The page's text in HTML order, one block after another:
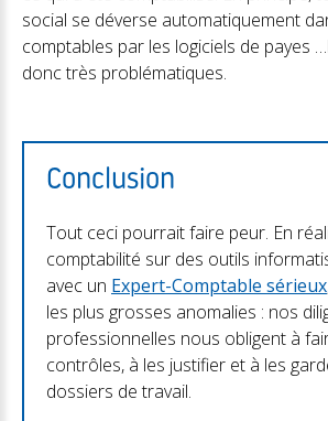
social se déverse automatiquement
comptables par les logiciels de payes
donc très problématiques.
Conclusion
Tout ceci pourrait faire peur. En
comptabilité sur des outils
avec un Expert-Comptable sérieux
les plus grosses anomalies : nos
professionnelles nous obligent à
contrôles, à les justifier et à les
dossiers de travail.